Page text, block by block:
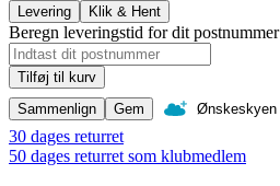
Levering Klik & Hent
Beregn leveringstid for dit postnummer
Tilføj til kurv
Sammenlign
Gem Ønskeskyen
30 dages returret
50 dages returret som klubmedlem